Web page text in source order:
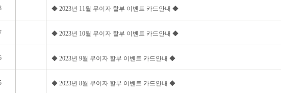
◆ 2023년 11월 무이자 할부 이벤트 카드안내 ◆
◆ 2023년 10월 무이자 할부 이벤트 카드안내 ◆
◆ 2023년 9월 무이자 할부 이벤트 카드안내 ◆
◆ 2023년 8월 무이자 할부 이벤트 카드안내 ◆